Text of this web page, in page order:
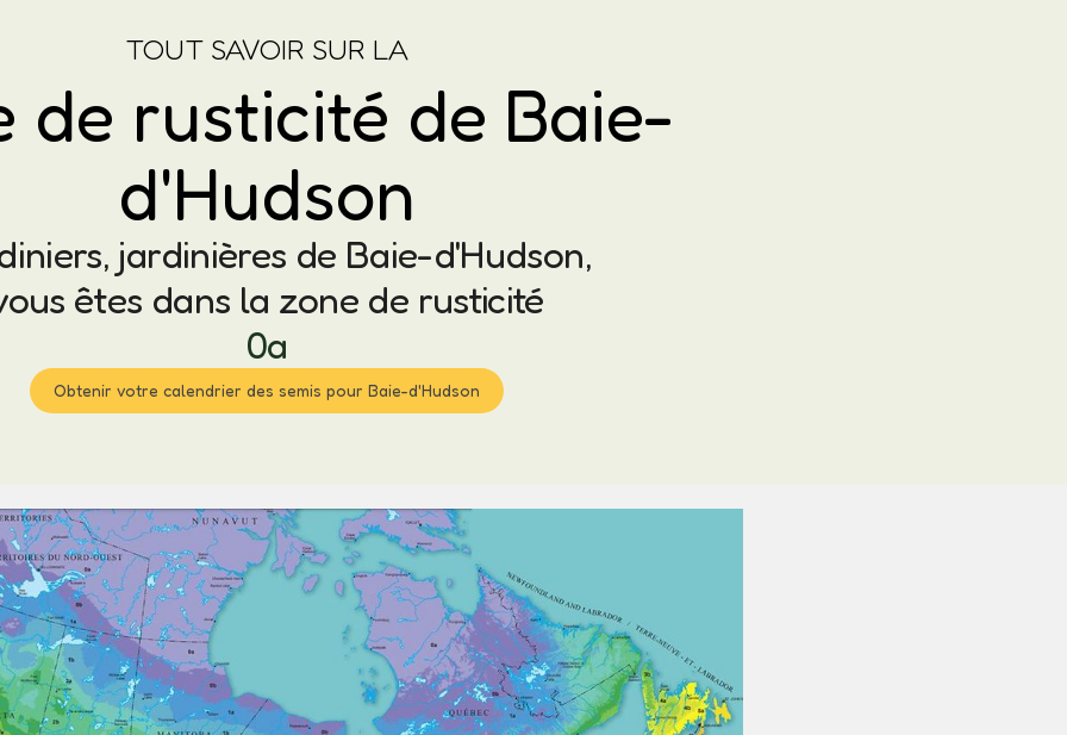
TOUT SAVOIR SUR LA
de rusticité de Baie-
d'Hudson
jardinières de Baie-d'Hudson,
êtes dans la zone de rusticité
0a
Obtenir votre calendrier des semis pour Baie-d'Hudson